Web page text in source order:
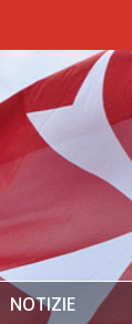
NOTIZIE